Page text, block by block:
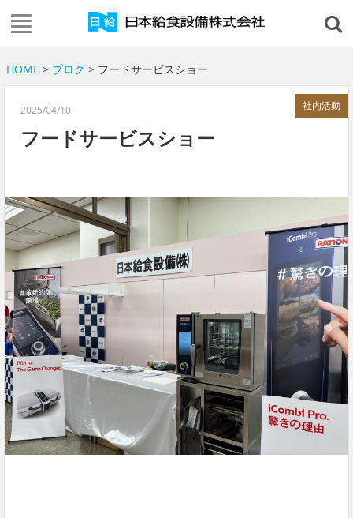
HOME > ブログ> フードサービスショー
社内活動
2025/04/10
フードサービスショー